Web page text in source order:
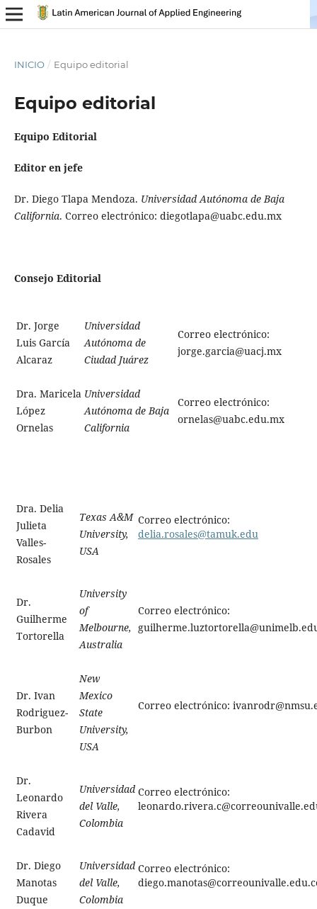
INICIO / Equipo editorial
Equipo editorial
Equipo Editorial
Editor en jefe
Dr. Diego Tlapa Mendoza. Universidad Autónoma de Baja
California. Correo electrónico: diegotlapa@uabc.edu.mx
Consejo Editorial
Dr. Jorge
Luis García
Alcaraz
Universidad
Autónoma de
Ciudad Juárez
Correo electrónico:
jorge.garcia@uacj.mx
Dra. Maricela
López
Ornelas
Universidad
Autónoma de Baja
California
Correo electrónico:
ornelas@uabc.edu.mx
Dra. Delia
Julieta
Valles-
Rosales
Texas A&M
University,
USA
Correo electrónico:
delia.rosales@tamuk.edu
Dr.
Guilherme
Tortorella
University
of
Melbourne,
Australia
Correo electrónico:
Dr. Ivan
Rodriguez-
Burbon
New
Mexico
State
University,
USA
Correo electrónico:
Dr.
Leonardo
Rivera
Cadavid
Universidad
del Valle,
Colombia
Correo electrónico:
Dr. Diego
Manotas
Duque
Universidad
del Valle,
Colombia
Correo electrónico: